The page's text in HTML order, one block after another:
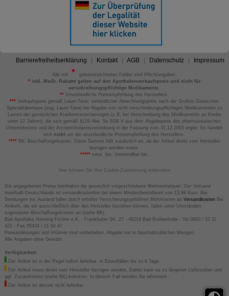
Barrierefreiheitserklärung Kontakt AGB Datenschutz Impressum
Alle mit
gekennzeichneten Felder sind Pflichtangaben.
*inkl. MwSt. Rabatte gelten auf den Apothekenverkaufspreis und nicht für
verschreibungspflichtige Medikamente.
** Unverbindliche Preisempfehlung des Herstellers.
*** Verkaufspreis gemäß Lauer-Taxe; verbindlicher Abrechnungspreis nach der Großen Deutschen
Spezialitätentaxe (sog. Lauer-Taxe) bei Abgabe von nicht verschreibungspflichtigen Medikamenten zu
Lasten der gesetzlichen Krankenversicherungen (z.B. bei Verschreibung des Medikaments an Kinder
unter 12 Jahren), die sich gemäß §129 Abs. 5a SGB V aus dem Abgabepreis des pharmazeutischen
Unternehmens und der Arzneimittelpreisverordnung in der Fassung zum 31.12.2003 ergibt. Es handelt
sich nicht um die unverbindliche Preisempfehlung des Herstellers.
****BK: Beschaffungskosten. Diese Summe fällt zusätzlich an, da der Artikel direkt vom Hersteller
bezogen werden muss.
*****verw. bis: Verwendbar bis.
Hier können Sie Ihre Cookie-Zustimmung widerrufen
Die angegebenen Preise beinhalten die gesetzlich vorgeschriebene Mehrwertsteuer. Der Versand
innerhalb Deutschlands ist versandkostenfrei bei einem Mindestbestellwert von 13,99 Euro. Bei
Sendungen ins Ausland fallen durch erhöhte Versicherungsgebühren Mehrkosten an VersandkostenBei
Artikeln, die wir ausschließlich über den Hersteller beziehen können, fallen unter Umständen
sogenannte Beschaffungskosten an (siehe BK).
Bad Apotheke Henning Fichter e.K. - Frankfurter Str. 27 - 49214 Bad Rothenfelde - Tel 0800 / 10 11
422 - Fax 05424 / 21 64 47
Preisänderungen und Irrtümer sind vorbehalten. Abgabe nur in haushaltsüblichen Mengen.
Alle Angaben ohne Gewähr.
Verfügbarkeit:
Der Artikel ist in der Regel sofort lieferbar, in Einzelfällen bis zu 6 Tage.
Der Artikel muss direkt vom Hersteller bezogen werden. Daher kann es zu längeren Lieferzeiten und
ggf. Zusatzkosten (siehe BK) kommen. In diesem Fall werden Sie informiert.
Der Artikel ist derzeit nicht lieferbar.